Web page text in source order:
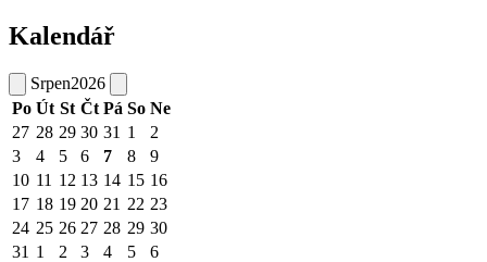
Kalendář
Srpen2026
Po Út St Čt Pá So Ne
27 28 29 30 31 1
2
3
4 5 6 7 8
9
10 11 12 13 14 15 16
17 18 19 20 21 22 23
24 25 26 27 28 29 30
31 1 2 3 4 5 6